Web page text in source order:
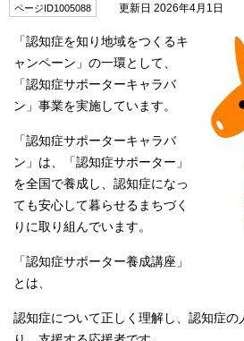
ページID1005088 更新日 2026年4月1日
「認知症を知り地域をつくるキ
ャンペーン」の一環として、
「認知症サポーターキャラバ
ン」事業を実施しています。
「認知症サポーターキャラバ
ン」は、「認知症サポーター」
を全国で養成し、認知症になっ
ても安心して暮らせるまちづく
りに取り組んでいます。
「認知症サポーター養成講座」
とは、
認知症について正しく理解し、認知症の